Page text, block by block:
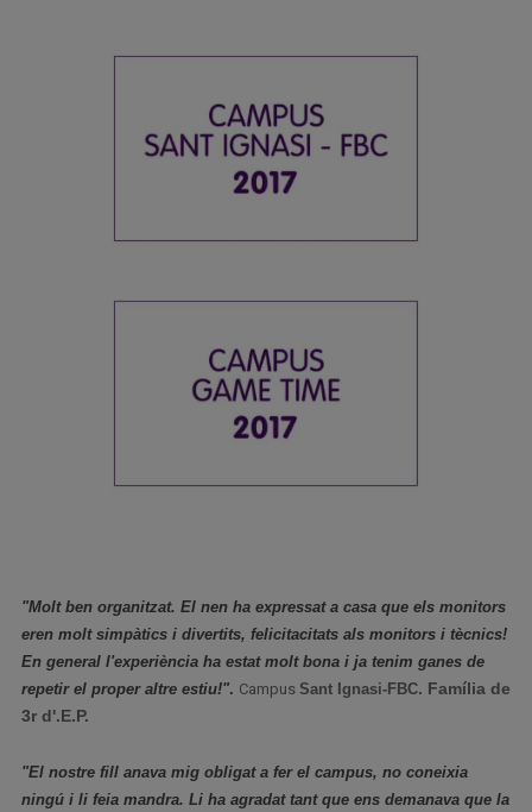
"Molt ben organitzat. El nen ha expressat a casa que els monitors
eren molt simpàtics i divertits, felicitacitats als monitors i tècnics!
En general l'experiència ha estat molt bona i ja tenim ganes de
repetir el proper altre estiu!". Campus Sant Ignasi-FBC. Família de
3r d'.E.P.
"El nostre fill anava mig obligat a fer el campus, no coneixia
ningú i li feia mandra. Li ha agradat tant que ens demanava que la